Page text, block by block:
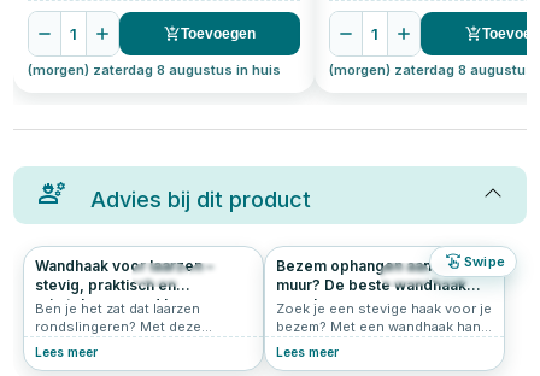
1 Toevoegen
(morgen) zaterdag 8 augustus in huis
1
(morgen) zaterdag 8 augustus
Advies bij dit product
Swipe
314
Wandhaak voor laarzen –
stevig, praktisch en
ruimtebesparend laarzen
opbergen
Ben je het zat dat laarzen
rondslingeren? Met deze
wandhaak voor laarzen kinder-
Lees meer
32 0.0
Bezem ophangen aan de
muur? De beste wandhaak
voor bezems en
tuingereedschap
Zoek je een stevige haak voor je
bezem? Met een wandhaak hang
je bezems, harken en ander
Lees meer